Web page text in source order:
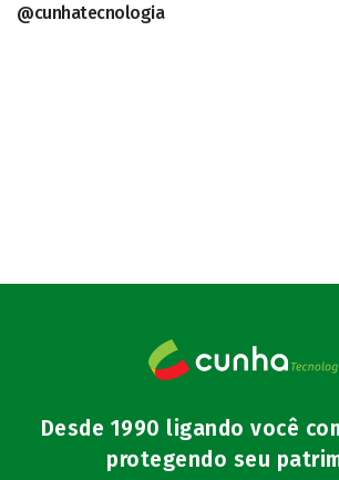
@cunhatecnologia
Desde 1990 ligando você
protegendo seu